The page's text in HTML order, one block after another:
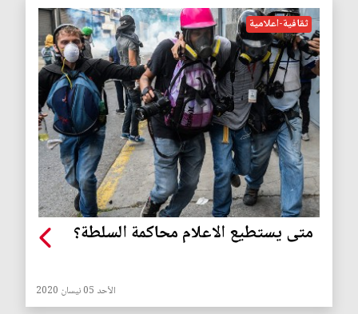
ثقافية-اعلامية
متى يستطيع الاعلام محاكمة السلطة؟
الأحد 05 نيسان 2020